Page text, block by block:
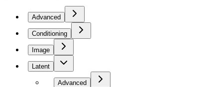
Advanced
Conditioning
Image
Latent
Advanced